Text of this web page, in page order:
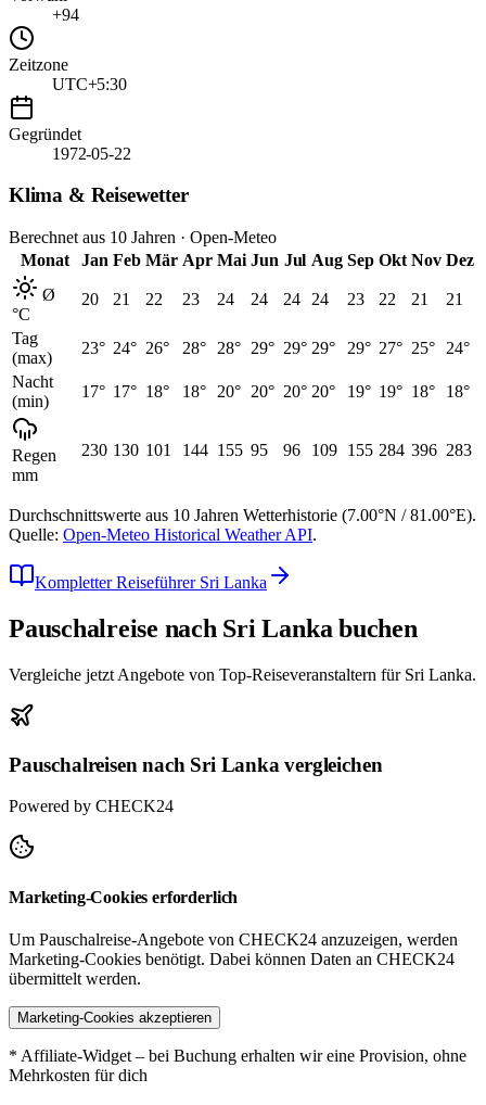
+94
Zeitzone
UTC+5:30
Gegründet
1972-05-22
Klima & Reisewetter
Berechnet aus 10 Jahren · Open-Meteo
Monat
Jan Feb Mär Apr Mai Jun Jul Aug Sep Okt Nov Dez
Ø
°C
20 21 22 23 24 24 24 24 23 22 21 21
Tag
(max)
23° 24° 26° 28° 28° 29° 29° 29° 29° 27° 25° 24°
Nacht
(min)
17° 17° 18° 18° 20° 20° 20° 20° 19° 19° 18° 18°
Regen
mm
230 130 101 144 155 95 96 109 155 284 396 283
Durchschnittswerte aus 10 Jahren Wetterhistorie (7.00°N /81.00°E).
Quelle: Open-Meteo Historical Weather API.
Kompletter Reiseführer Sri Lanka
Pauschalreise nach Sri Lanka buchen
Vergleiche jetzt Angebote von Top-Reiseveranstaltern für Sri Lanka.
Pauschalreisen nach Sri Lanka vergleichen
Powered by CHECK24
Marketing-Cookies erforderlich
Um Pauschalreise-Angebote von CHECK24 anzuzeigen, werden
Marketing-Cookies benötigt. Dabei können Daten an CHECK24
übermittelt werden.
Marketing-Cookies akzeptieren
* Affiliate-Widget – bei Buchung erhalten wir eine Provision, ohne
Mehrkosten für dich